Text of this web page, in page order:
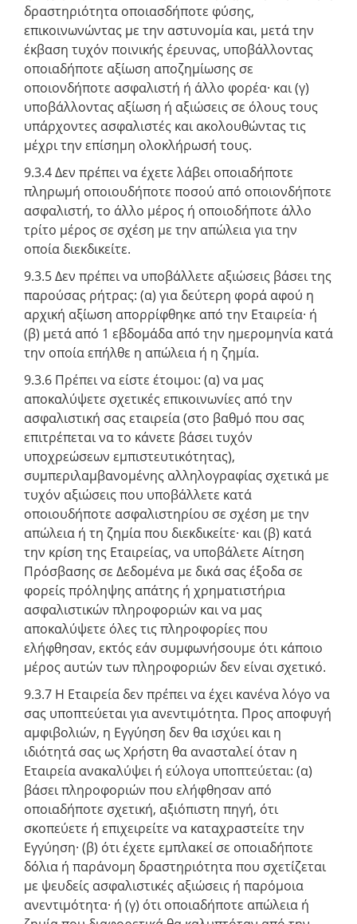
δραστηριότητα οποιασδήποτε φύσης,
επικοινωνώντας με την αστυνομία και, μετά την
έκβαση τυχόν ποινικής έρευνας, υποβάλλοντας
οποιαδήποτε αξίωση αποζημίωσης σε
οποιονδήποτε ασφαλιστή ή άλλο φορέα· και (γ)
υποβάλλοντας αξίωση ή αξιώσεις σε όλους τους
υπάρχοντες ασφαλιστές και ακολουθώντας τις
μέχρι την επίσημη ολοκλήρωσή τους.
9.3.4 Δεν πρέπει να έχετε λάβει οποιαδήποτε
πληρωμή οποιουδήποτε ποσού από οποιονδήποτε
ασφαλιστή, το άλλο μέρος ή οποιοδήποτε άλλο
τρίτο μέρος σε σχέση με την απώλεια για την
οποία διεκδικείτε.
9.3.5 Δεν πρέπει να υποβάλλετε αξιώσεις βάσει της
παρούσας ρήτρας: (α) για δεύτερη φορά αφού η
αρχική αξίωση απορρίφθηκε από την Εταιρεία· ή
(β) μετά από 1 εβδομάδα από την ημερομηνία κατά
την οποία επήλθε η απώλεια ή η ζημία.
9.3.6 Πρέπει να είστε έτοιμοι: (α) να μας
αποκαλύψετε σχετικές επικοινωνίες από την
ασφαλιστική σας εταιρεία (στο βαθμό που σας
επιτρέπεται να το κάνετε βάσει τυχόν
υποχρεώσεων εμπιστευτικότητας),
συμπεριλαμβανομένης αλληλογραφίας σχετικά με
τυχόν αξιώσεις που υποβάλλετε κατά
οποιουδήποτε ασφαλιστηρίου σε σχέση με την
απώλεια ή τη ζημία που διεκδικείτε· και (β) κατά
την κρίση της Εταιρείας, να υποβάλετε Αίτηση
Πρόσβασης σε Δεδομένα με δικά σας έξοδα σε
φορείς πρόληψης απάτης ή χρηματιστήρια
ασφαλιστικών πληροφοριών και να μας
αποκαλύψετε όλες τις πληροφορίες που
ελήφθησαν, εκτός εάν συμφωνήσουμε ότι κάποιο
μέρος αυτών των πληροφοριών δεν είναι σχετικό.
9.3.7 Η Εταιρεία δεν πρέπει να έχει κανένα λόγο να
σας υποπτεύεται για ανεντιμότητα. Προς αποφυγή
αμφιβολιών, η Εγγύηση δεν θα ισχύει και η
ιδιότητά σας ως Χρήστη θα ανασταλεί όταν η
Εταιρεία ανακαλύψει ή εύλογα υποπτεύεται: (α)
βάσει πληροφοριών που ελήφθησαν από
οποιαδήποτε σχετική, αξιόπιστη πηγή, ότι
σκοπεύετε ή επιχειρείτε να καταχραστείτε την
Εγγύηση· (β) ότι έχετε εμπλακεί σε οποιαδήποτε
δόλια ή παράνομη δραστηριότητα που σχετίζεται
με ψευδείς ασφαλιστικές αξιώσεις ή παρόμοια
ανεντιμότητα· ή (γ) ότι οποιαδήποτε απώλεια ή